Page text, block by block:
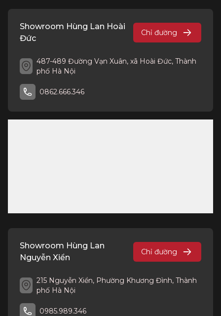
Showroom Hùng Lan Hoài
Đức
Chỉ đường
487-489 Đường Vạn Xuân, xã Hoài Đức, Thành
phố Hà Nội
0862.666.346
Showroom Hùng Lan
Nguyễn Xiển
Chỉ đường
215 Nguyễn Xiển, Phường Khương Đình, Thành
phố Hà Nội
0985.989.346